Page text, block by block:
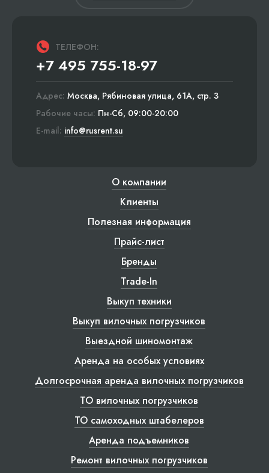
ТЕЛЕФОН:
+7 495 755-18-97
Адрес: Москва, Рябиновая улица, 61А, стр. 3
Рабочие часы: Пн-Сб, 09:00-20:00
E-mail: info@rusrent.su
О компании
Клиенты
Полезная информация
Прайс-лист
Бренды
Trade-In
Выкуп техники
Выкуп вилочных погрузчиков
Выездной шиномонтаж
Аренда на особых условиях
Долгосрочная аренда вилочных погрузчиков
ТО вилочных погрузчиков
ТО самоходных штабелеров
Аренда подъемников
Ремонт вилочных погрузчиков